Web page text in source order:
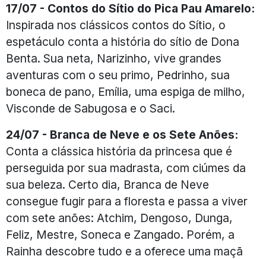
17/07 - Contos do Sítio do Pica Pau Amarelo:
Inspirada nos clássicos contos do Sítio, o
espetáculo conta a história do sítio de Dona
Benta. Sua neta, Narizinho, vive grandes
aventuras com o seu primo, Pedrinho, sua
boneca de pano, Emília, uma espiga de milho,
Visconde de Sabugosa e o Saci.
24/07 - Branca de Neve e os Sete Anões:
Conta a clássica história da princesa que é
perseguida por sua madrasta, com ciúmes da
sua beleza. Certo dia, Branca de Neve
consegue fugir para a floresta e passa a viver
com sete anões: Atchim, Dengoso, Dunga,
Feliz, Mestre, Soneca e Zangado. Porém, a
Rainha descobre tudo e a oferece uma maçã